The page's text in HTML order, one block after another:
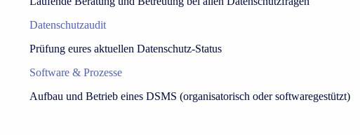
Datenschutzaudit
Prüfung eures aktuellen Datenschutz-Status
Software & Prozesse
Aufbau und Betrieb eines DSMS (organisatorisch oder softwaregestützt)